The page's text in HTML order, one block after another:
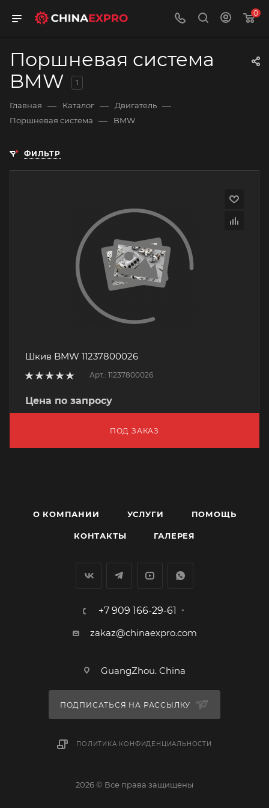
0
Поршневая система
BMW
1
Главная — Каталог — Двигатель —
Поршневая система — BMW
ФИЛЬТР
Шкив BMW 11237800026
Арт.: 11237800026
Цена по запросу
ПОД ЗАКАЗ
О КОМПАНИИ УСЛУГИ ПОМОЩЬ
КОНТАКТЫ ГАЛЕРЕЯ
+7 909 166-29-61
zakaz@chinaexpro.com
GuangZhou. China
ПОДПИСАТЬСЯ НА РАССЫЛКУ
ПОЛИТИКА КОНФИДЕНЦИАЛЬНОСТИ
2026 © Все права защищены